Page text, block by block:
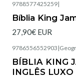
9788577425259|
Bíblia King
27,90€ EUR
9786556552903 |
BÍBLIA KING
INGLÊS